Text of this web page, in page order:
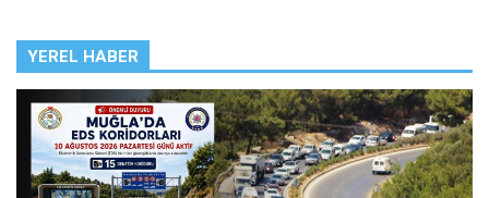
YEREL HABER